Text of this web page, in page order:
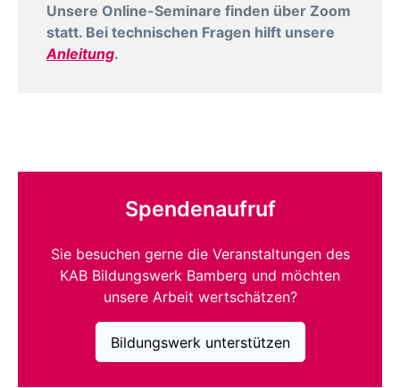
Unsere Online-Seminare finden über Zoom
statt. Bei technischen Fragen hilft unsere
Anleitung.
Spendenaufruf
Sie besuchen gerne die Veranstaltungen des
KAB Bildungswerk Bamberg und möchten
unsere Arbeit wertschätzen?
Bildungswerk unterstützen